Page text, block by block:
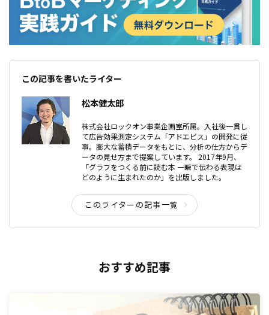
この記事を書いたライター
松本健太郎
株式会社ロックオン事業企画室所属。入社後一貫し
て広告効果測定システム「アドエビス」の開発に従
事。膨大な蓄積データをもとに、分析の仕方からデ
ータの見せ方まで提案しています。 2017年9月、
「グラフをつくる前に読む本 一瞬で伝わる表現は
どのように生まれたのか」を出版しました。
このライターの記事一覧
おすすめ記事